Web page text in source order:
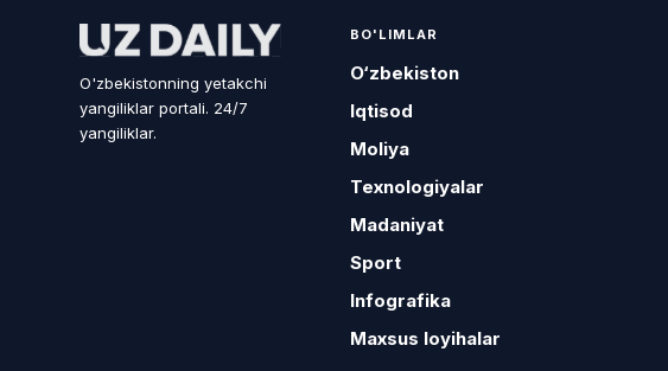
O'zbekistonning yetakchi
yangiliklar portali. 24/7
yangiliklar.
BO'LIMLAR
O‘zbekiston
Iqtisod
Moliya
Texnologiyalar
Madaniyat
Sport
Infografika
Maxsus loyihalar